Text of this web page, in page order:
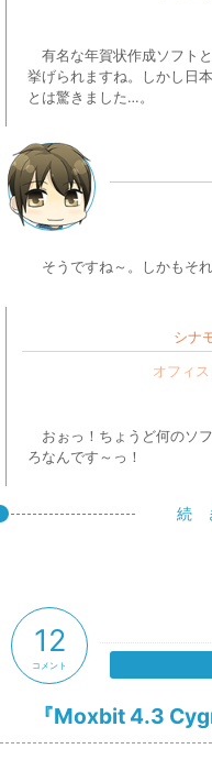
有名な年賀状作成ソフト
挙げられますね。しかし日
とは驚きました…。
そうですね～。しかもそ
シナ
おぉっ！ちょうど何のソ
ろなんです～っ！
続
『Moxbit 4.3
12
コメント